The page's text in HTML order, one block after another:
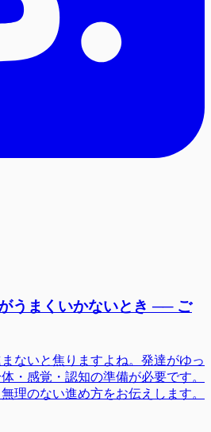
うまくいかないとき ── ご
ないと焦りますよね。発達がゆっ
・感覚・認知の準備が必要です。
理のない進め方をお伝えします。